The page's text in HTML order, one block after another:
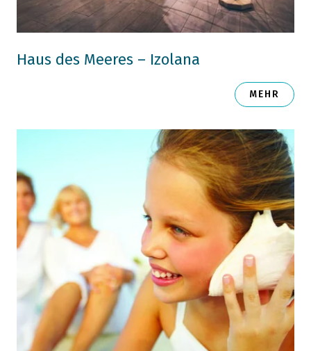
Haus des Meeres – Izolana
MEHR